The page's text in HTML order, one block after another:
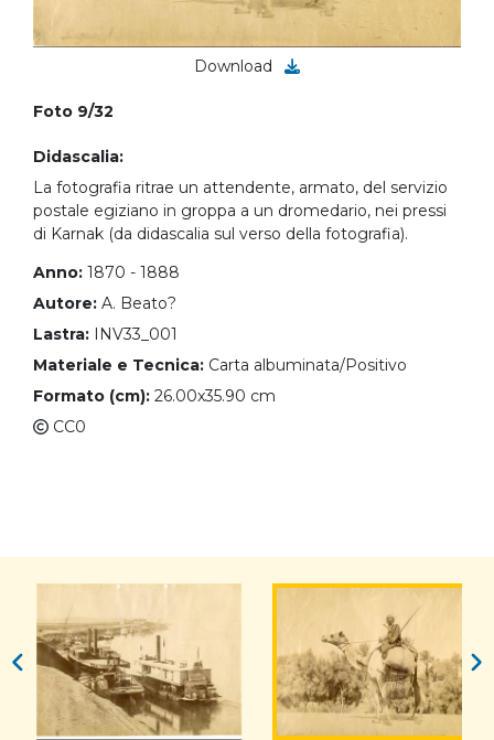
Download
Foto 9/32
Didascalia:
La fotografia ritrae un attendente, armato, del servizio
postale egiziano in groppa a un dromedario, nei pressi
di Karnak (da didascalia sul verso della fotografia).
Anno: 1870 - 1888
Autore: A. Beato?
Lastra: INV33_001
Materiale e Tecnica: Carta albuminata/Positivo
Formato (cm): 26.00x35.90 cm
CC0